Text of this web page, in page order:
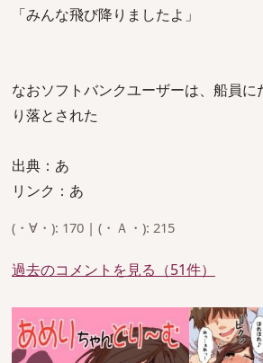
「みんな飛び降りましたよ」
なおソフトバンクユーザーは、船員
り落とされた
出典：あ
リンク：あ
(・∀・): 170 | (・Ａ・): 215
過去のコメントを見る（51件）